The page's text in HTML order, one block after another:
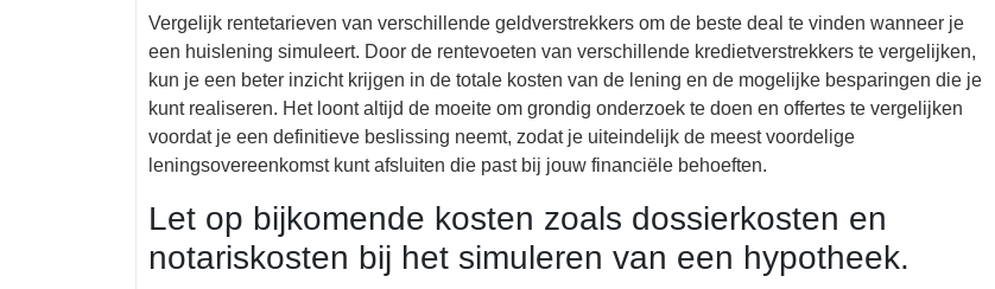
Vergelijk rentetarieven van verschillende geldverstrekkers om de beste deal te vinden wanneer je
een huislening simuleert. Door de rentevoeten van verschillende kredietverstrekkers te vergelijken,
kun je een beter inzicht krijgen in de totale kosten van de lening en de mogelijke besparingen die je
kunt realiseren. Het loont altijd de moeite om grondig onderzoek te doen en offertes te vergelijken
voordat je een definitieve beslissing neemt, zodat je uiteindelijk de meest voordelige
leningsovereenkomst kunt afsluiten die past bij jouw financiële behoeften.
Let op bijkomende kosten zoals dossierkosten en
notariskosten bij het simuleren van een hypotheek.